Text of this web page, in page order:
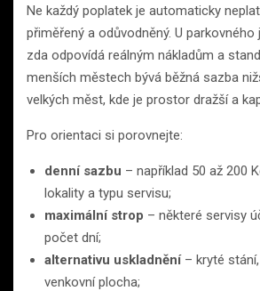
Ne každý poplatek je automaticky
přiměřený a odůvodněný. U
zda odpovídá reálným nákladům a
menších městech bývá běžná sazba
velkých měst, kde je prostor dražší a
Pro orientaci si porovnejte:
denní sazbu – například 50 až 200
lokality a typu servisu;
maximální strop – některé servisy
počet dní;
alternativu uskladnění– kryté stání,
venkovní plocha;